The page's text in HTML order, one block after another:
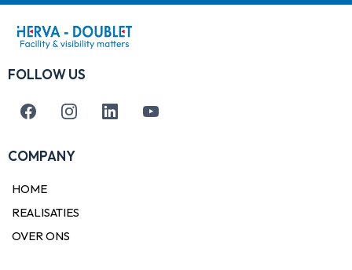
FOLLOW US
COMPANY
HOME
REALISATIES
OVER ONS